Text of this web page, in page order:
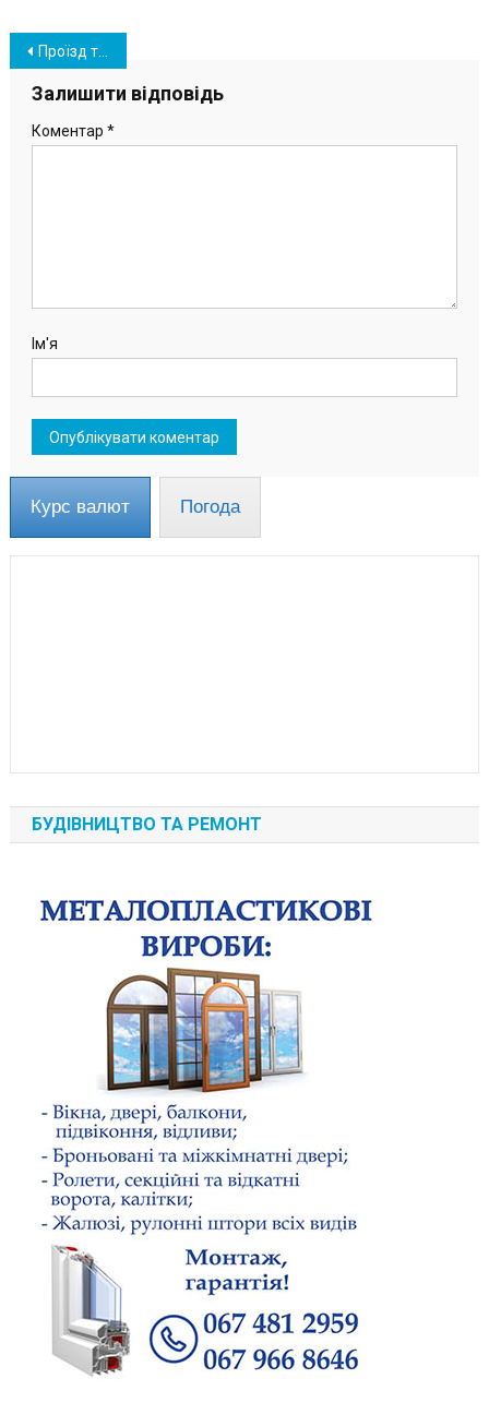
Навігація
записів
Проїзд та мережі: в Южному благодійники зголосилися допомогти АТОвцям
Залишити відповідь
Коментар *
Ім'я
Курс валют Погода
БУДІВНИЦТВО ТА РЕМОНТ